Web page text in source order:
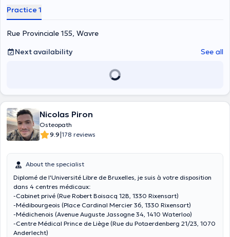
et préférences, je propose aussi bien des techniques manipulatives
que des approches plus douces, sans manipulation. Je consulte à
Bruxelles et à Wavre, dans un cadre bienveillant et accueillant.
Practice 1
Rue Provinciale 155, Wavre
Next availability
See all
Nicolas Piron
Osteopath
9.9|178 reviews
About the specialist
Diplomé de l'Université Libre de Bruxelles, je suis à votre disposition
dans 4 centres médicaux:
-Cabinet privé (Rue Robert Boisacq 12B, 1330 Rixensart)
-Médibourgeois (Place Cardinal Mercier 36, 1330 Rixensart)
-Médichenois (Avenue Auguste Jassogne 34, 1410 Waterloo)
-Centre Médical Prince de Liège (Rue du Potaerdenberg 21/23, 1070
Anderlecht)